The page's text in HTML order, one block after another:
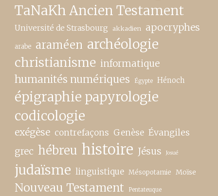
TaNaKh Ancien Testament
Université de Strasbourg akkadien apocryphes
arabe araméen archéologie
christianisme informatique
humanités numériques Égypte Hénoch
épigraphie papyrologie
codicologie
exégèse contrefaçons Genèse Évangiles
grec hébreu histoire Jésus Josué
judaïsme linguistique Mésopotamie Moïse
Nouveau Testament Pentateuque